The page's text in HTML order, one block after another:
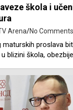
škola i
Arena No Comments
maturskih proslava
blizini škola,